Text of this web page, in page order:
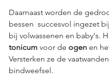
Daarnaast worden de
bessen  succesvol ingezet bij
bij volwassenen en baby's.
tonicum voor de ogen en
Versterken ze de
bindweefsel.